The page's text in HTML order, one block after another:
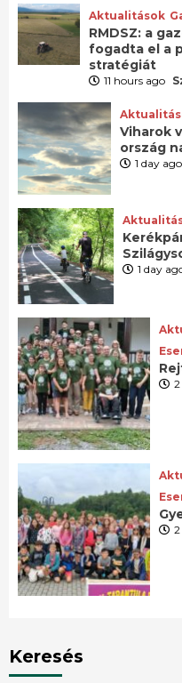
Aktualitások
RMDSZ: a
fogadta el a
stratégiát
11 hours ago
Viharok
ország
1 day ago
1 day
Keresés